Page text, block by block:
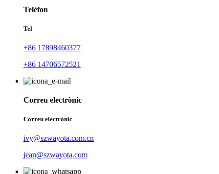
Telèfon
Tel
+86 17898460377
+86 14706572521
Correu electrònic
Correu electrònic
ivy@szwayota.com.cn
jean@szwayota.com